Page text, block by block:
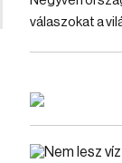
válaszokat a